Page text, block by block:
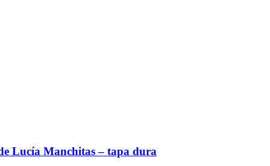
Lucía Manchitas – tapa dura